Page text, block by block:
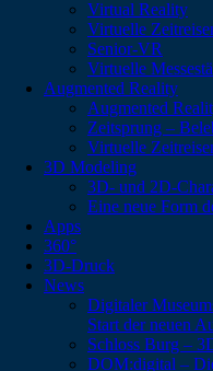
Virtual Reality
Virtuelle
Senior-VR
Virtuelle
Augmented Reality
Augmented
Zeitsprung –
Virtuelle
3D Modeling
3D- und 2D-
Eine neue Form
Apps
360°
3D-Druck
News
Digitaler
Start der neuen
Schloss Burg –
DOM:digital –